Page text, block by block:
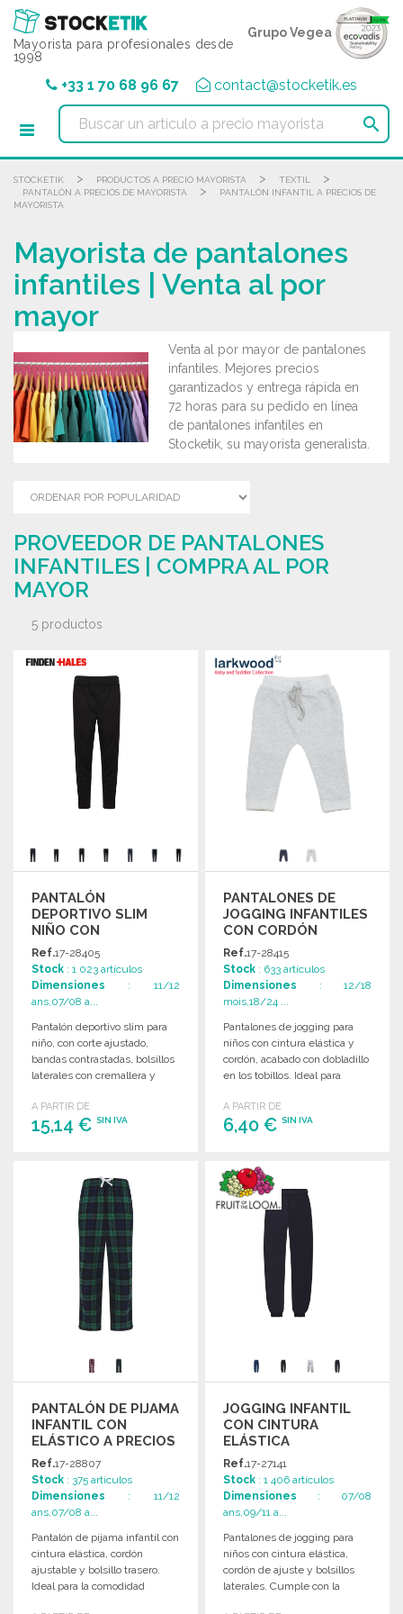
Mayorista para profesionales desde
1998
Grupo Vegea
+33 1 70 68 96 67 contact@stocketik.es

STOCKETIK > PRODUCTOS A PRECIO MAYORISTA > TEXTIL >
PANTALÓN A PRECIOS DE MAYORISTA >
PANTALÓN INFANTIL A PRECIOS DE
MAYORISTA
Mayorista de pantalones
infantiles | Venta al por
mayor
Venta al por mayor de pantalones
infantiles. Mejores precios
garantizados y entrega rápida en
72 horas para su pedido en línea
de pantalones infantiles en
Stocketik, su mayorista generalista.
PROVEEDOR DE PANTALONES
INFANTILES | COMPRA AL POR
MAYOR
5 productos
PANTALÓN
DEPORTIVO SLIM
NIÑO CON
CREMALLERAS A
PRECIOS DE
MAYORISTA
Ref.17-28405
Stock : 1 023 artículos
Dimensiones : 11/12
ans,07/08 a...
Pantalón deportivo slim para
niño, con corte ajustado,
bandas contrastadas, bolsillos
laterales con cremallera y
A PARTIR DE
15,14 € SIN IVA
Solicitar un presupuesto
PANTALONES DE
JOGGING INFANTILES
CON CORDÓN
Ref.17-28415
Stock : 633 artículos
Dimensiones : 12/18
mois,18/24 ...
Pantalones de jogging para
niños con cintura elástica y
cordón, acabado con dobladillo
en los tobillos. Ideal para
A PARTIR DE
6,40 €SIN IVA
Solicitar un presupuesto
PANTALÓN DE PIJAMA
INFANTIL CON
ELÁSTICO A PRECIOS
DE MAYORISTA
Ref.17-28807
Stock : 375 artículos
Dimensiones : 11/12
ans,07/08 a...
Pantalón de pijama infantil con
cintura elástica, cordón
ajustable y bolsillo trasero.
Ideal para la comodidad
JOGGING INFANTIL
CON CINTURA
ELÁSTICA
Ref.17-27141
Stock : 1 406 artículos
Dimensiones : 07/08
ans,09/11 a...
Pantalones de jogging para
niños con cintura elástica,
cordón de ajuste y bolsillos
laterales. Cumple con la
Panel de gestión de cookies